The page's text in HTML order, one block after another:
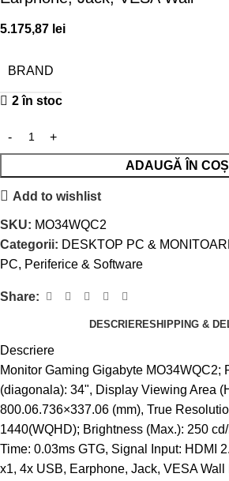
5.175,87 lei
BRAND
2 în stoc
ADAUGĂ ÎN COȘ
Add to wishlist
SKU: MO34WQC2
Categorii: DESKTOP PC &
PC, Periferice & Software
Share:
DESCRIERESHIPPING &
Descriere
Monitor Gaming Gigabyte MO34WQC2;
(diagonala): 34", Display Viewing Area
800.06.736×337.06 (mm), True
1440(WQHD); Brightness (Max.): 250
Time: 0.03ms GTG, Signal Input: HDMI
x1, 4x USB, Earphone, Jack, VESA Wall